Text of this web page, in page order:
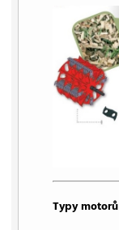
Typy motorů